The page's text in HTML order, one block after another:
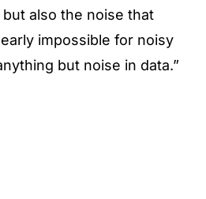
also the noise that
impossible for noisy
but noise in data.”